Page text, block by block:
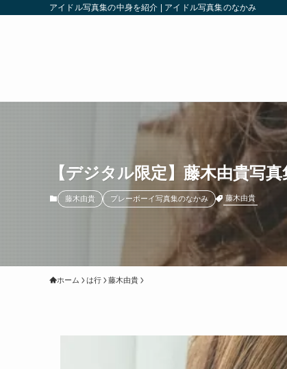
アイドル写真集の中身を紹介 | アイドル写真集のなかみ
【デジタル限定】藤木由貴写
藤木由貴 プレーボーイ写真集のなかみ 藤木由貴
ホーム は行 藤木由貴